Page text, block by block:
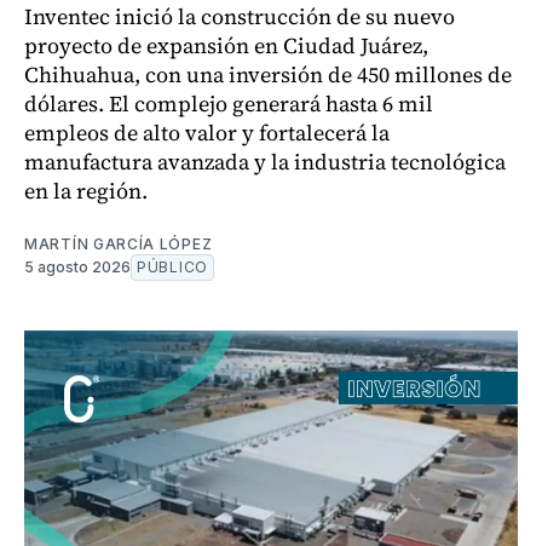
Inventec inició la construcción de su nuevo
proyecto de expansión en Ciudad Juárez,
Chihuahua, con una inversión de 450 millones de
dólares. El complejo generará hasta 6 mil
empleos de alto valor y fortalecerá la
manufactura avanzada y la industria tecnológica
en la región.
MARTÍN GARCÍA LÓPEZ
5 agosto 2026 PÚBLICO